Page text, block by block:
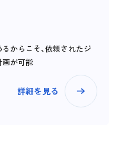
からこそ、依頼されたジ
が可能
詳細を見る